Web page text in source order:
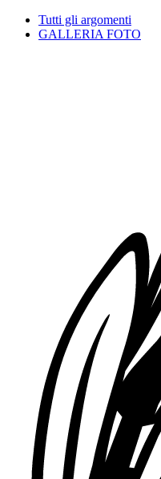
Tutti gli argomenti
GALLERIA FOTO